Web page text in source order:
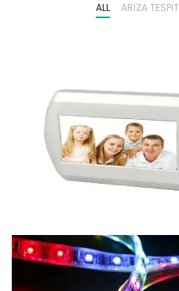
ALL ARIZA TESPIT